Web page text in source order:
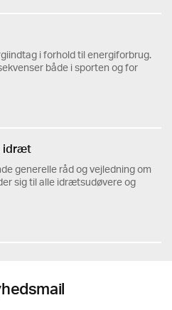
i forhold til energiforbrug.
både i sporten og for
idræt
generelle råd og vejledning om
sig til alle idrætsudøvere og